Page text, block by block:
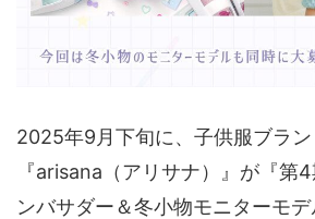
2025年9月下旬に、子供服ブラ
『arisana（アリサナ）』が『第
ンバサダー＆冬小物モニターモ